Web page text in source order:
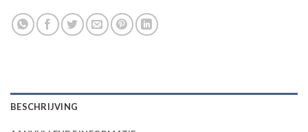
BESCHRIJVING